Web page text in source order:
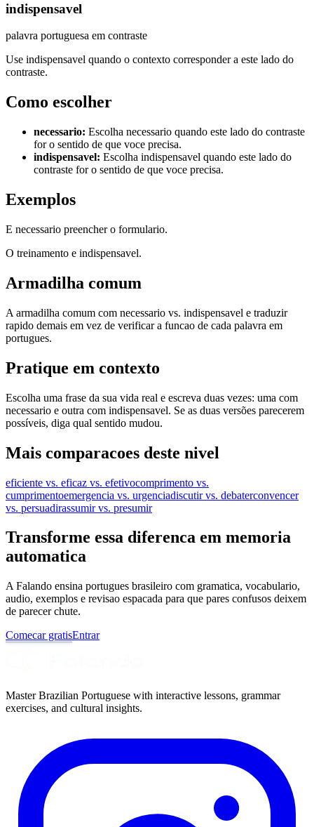
indispensavel
palavra portuguesa em contraste
Use indispensavel quando o contexto corresponder a este lado do
contraste.
Como escolher
necessario: Escolha necessario quando este lado do contraste
for o sentido de que voce precisa.
indispensavel: Escolha indispensavel quando este lado do
contraste for o sentido de que voce precisa.
Exemplos
E necessario preencher o formulario.
O treinamento e indispensavel.
Armadilha comum
A armadilha comum com necessario vs. indispensavel e traduzir
rapido demais em vez de verificar a funcao de cada palavra em
portugues.
Pratique em contexto
Escolha uma frase da sua vida real e escreva duas vezes: uma com
necessario e outra com indispensavel. Se as duas versões parecerem
possíveis, diga qual sentido mudou.
Mais comparacoes deste nivel
eficiente vs. eficaz vs. efetivocomprimento vs.
cumprimentoemergencia vs. urgenciadiscutir vs. debaterconvencer
vs. persuadirassumir vs. presumir
Transforme essa diferenca em memoria
automatica
A Falando ensina portugues brasileiro com gramatica, vocabulario,
audio, exemplos e revisao espacada para que pares confusos deixem
de parecer chute.
Comecar gratisEntrar
Master Brazilian Portuguese with interactive lessons, grammar
exercises, and cultural insights.